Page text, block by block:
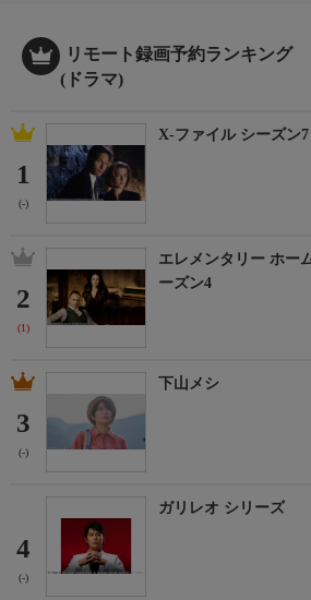
リモート録画予約ランキング
(ドラマ)
1
(-)
X-ファイル シーズン7
2
(1)
エレメンタリー ホー
ーズン4
3
(-)
下山メシ
4
(-)
ガリレオ シリーズ